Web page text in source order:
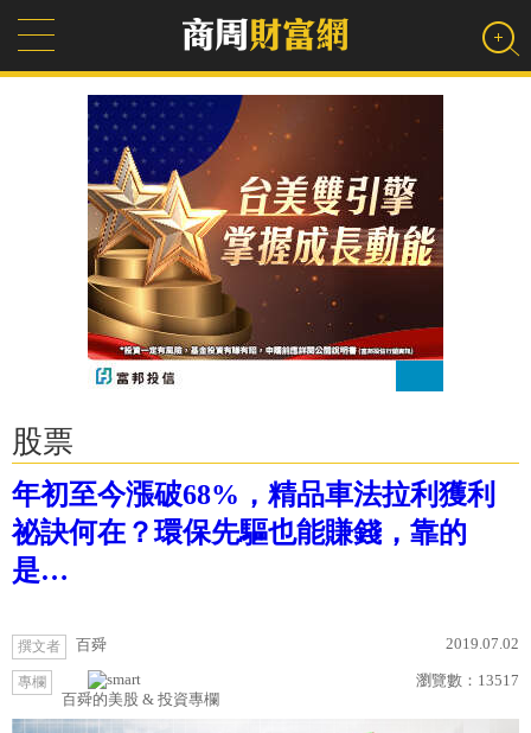
股票
年初至今漲破68%，精品車法拉利獲利
祕訣何在？環保先驅也能賺錢，靠的
是…
撰文者 百舜 2019.07.02
專欄
百舜的美股 & 投資專欄
瀏覽數： 13517